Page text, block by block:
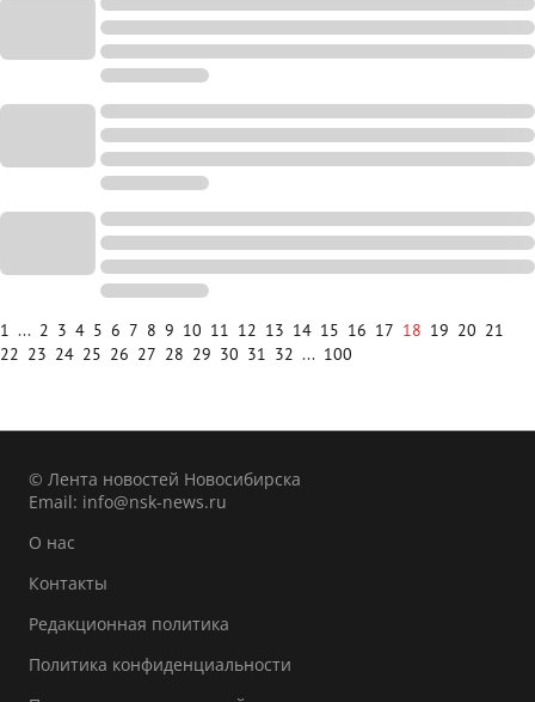
1 ... 2 3 4 5 6 7 8 9 10 11 12 13 14 15 16 17 18 19 20 21
22 23 24 25 26 27 28 29 30 31 32 ... 100
© Лента новостей Новосибирска
Email: info@nsk-news.ru
О нас
Контакты
Редакционная политика
Политика конфиденциальности